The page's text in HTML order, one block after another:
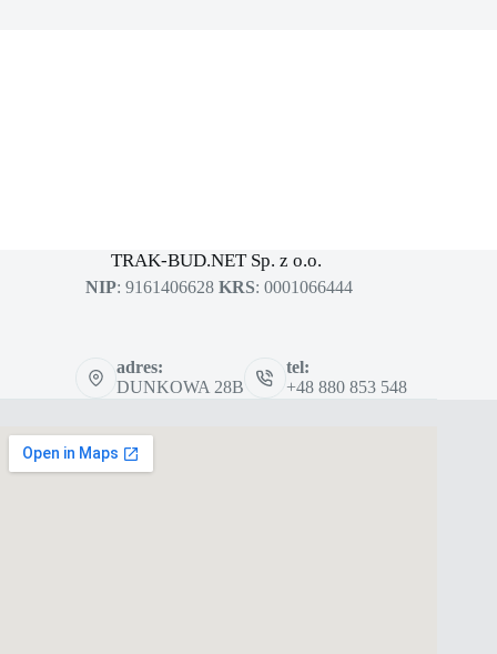
TRAK-BUD.NET Sp. z o.o.
NIP: 9161406628 KRS: 0001066444
adres:
DUNKOWA 28B
tel:
+48 880 853 548